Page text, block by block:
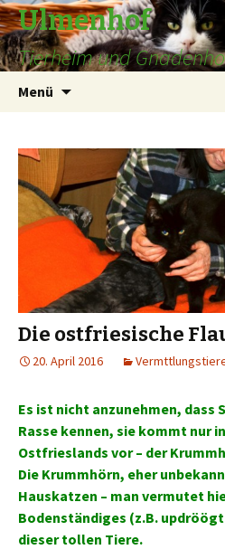
Ulmenhof
Tierheim und
Menü
Die ostfriesische
20. April 2016
Es ist nicht anzunehmen, dass
Rasse kennen, sie kommt nur
Ostfrieslands vor – der
Die Krummhörn, eher
Hauskatzen – man vermutet
Bodenständiges (z.B.
dieser tollen Tiere.